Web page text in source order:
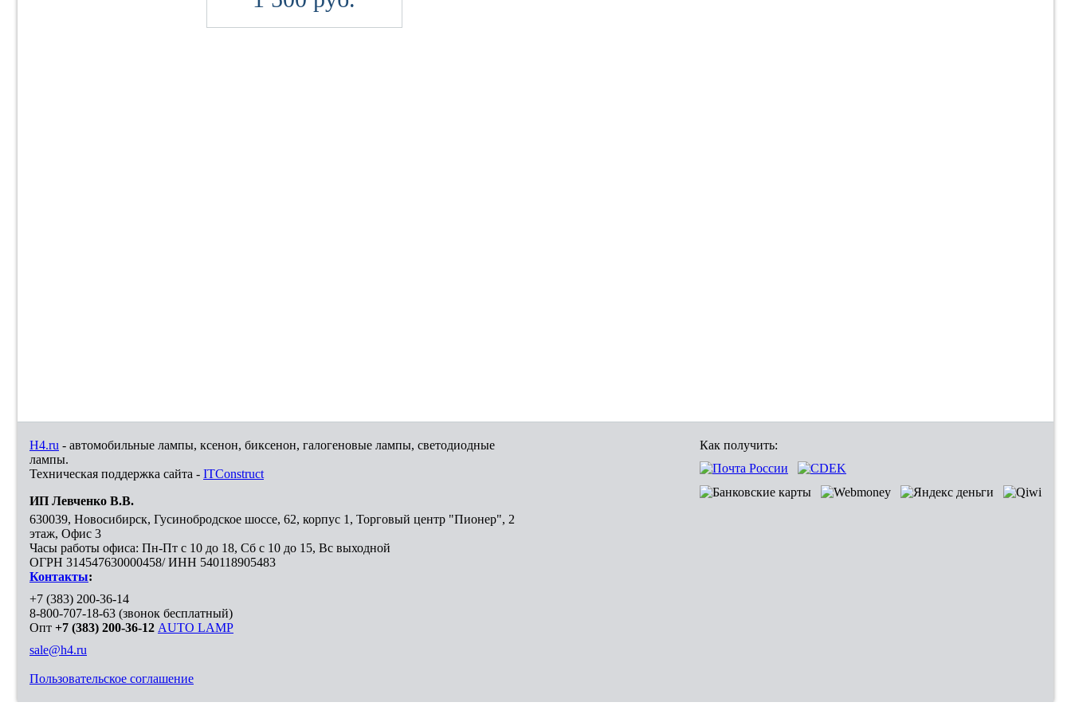
H4.ru - автомобильные лампы, ксенон, биксенон, галогеновые лампы, светодиодные
лампы.
Техническая поддержка сайта - ITConstruct
ИП Левченко В.В.
630039, Новосибирск, Гусинобродское шоссе, 62, корпус 1, Торговый центр "Пионер", 2
этаж, Офис 3
Часы работы офиса: Пн-Пт с 10 до 18, Сб с 10 до 15, Вс выходной
ОГРН 314547630000458/ ИНН 540118905483
Контакты:
+7 (383) 200-36-14
8-800-707-18-63 (звонок бесплатный)
Опт +7 (383) 200-36-12 AUTO LAMP
sale@h4.ru
Пользовательское соглашение
Как получить: